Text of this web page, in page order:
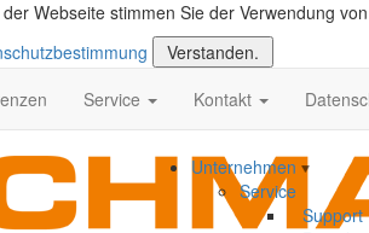
Webseite stimmen Sie der Verwendung
Verstanden.
Service Kontakt
Unternehmen
Service
Support